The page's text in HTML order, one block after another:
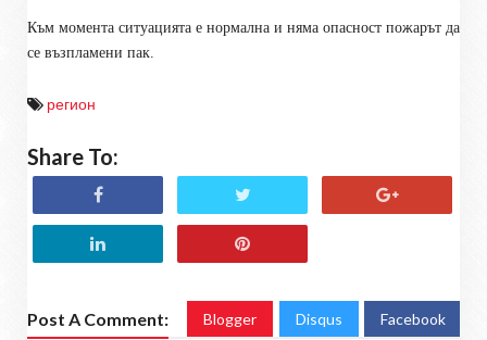
Към момента ситуацията е нормална и няма опасност пожарът да
се възпламени пак.
регион
Share To:
Post A Comment: Blogger Disqus Facebook